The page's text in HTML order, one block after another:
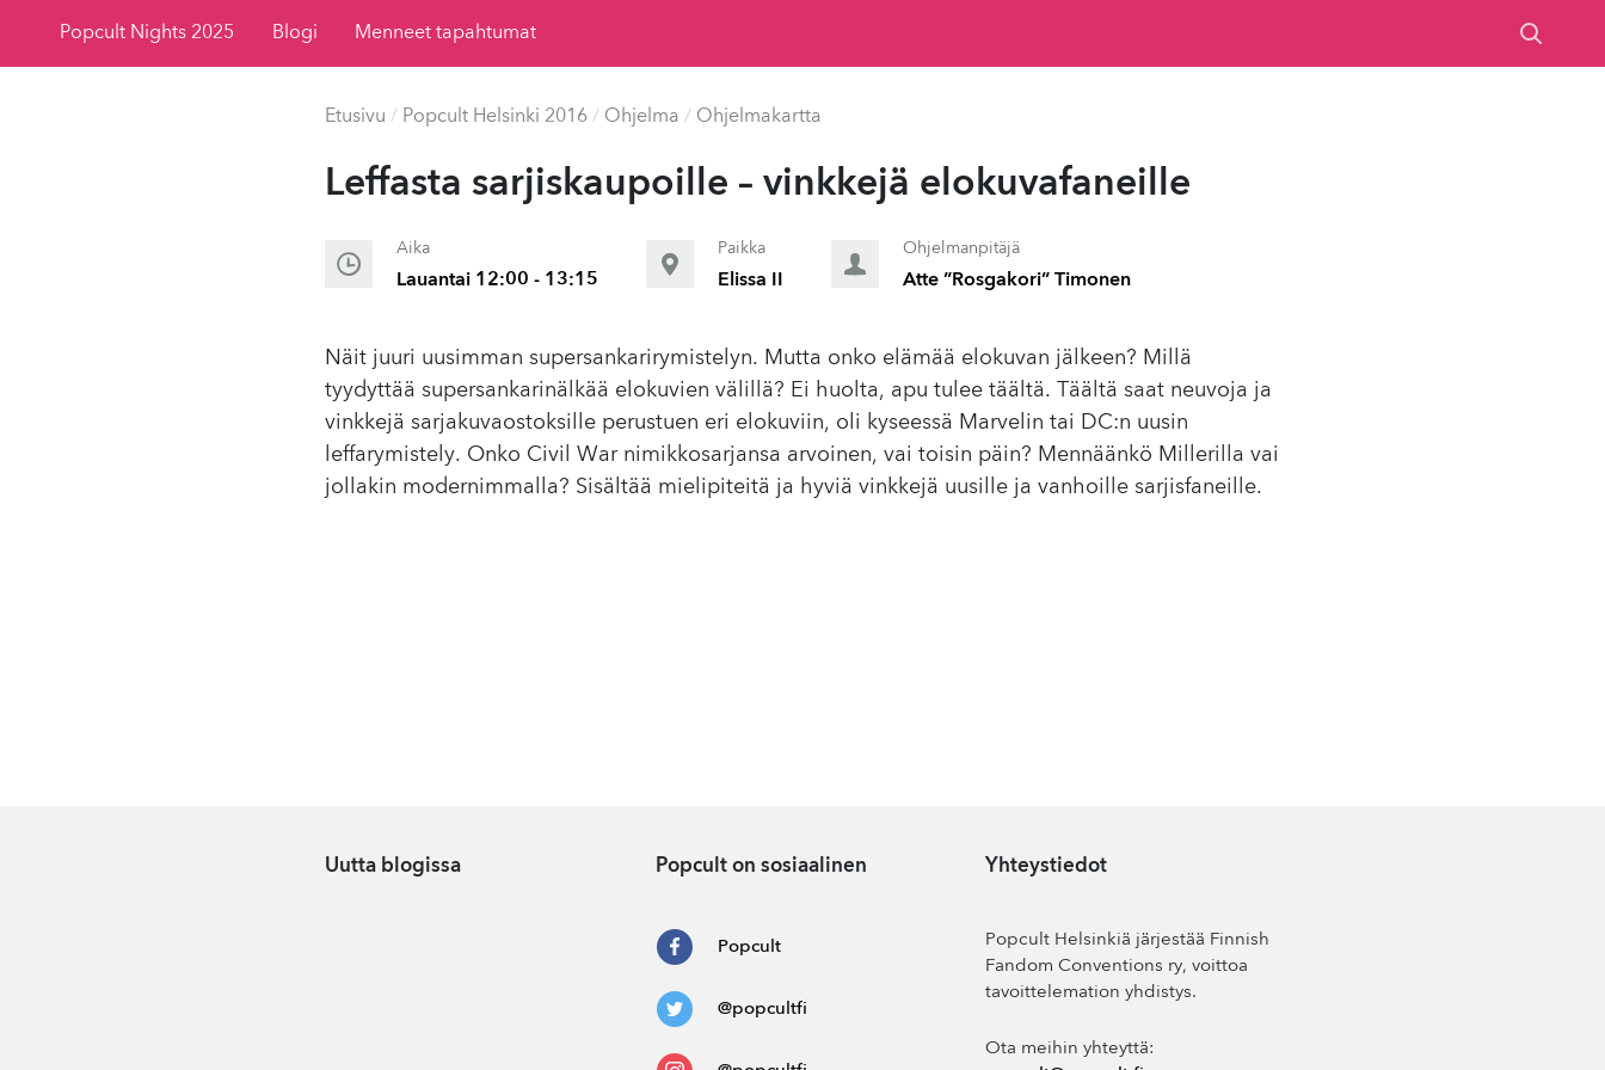
Popcult Nights 2025 Blogi Menneet tapahtumat
Etusivu / Popcult Helsinki 2016 / Ohjelma / Ohjelmakartta
Leffasta sar­jiskaupoille – vinkkejä eloku­vafaneille
Aika
Lauantai 12:00 - 13:15
Paikka
Elissa II
Ohjelmanpitäjä
Atte ”Rosgakori” Timonen
Näit juuri uusimman supersankarirymistelyn. Mutta onko elämää elokuvan jälkeen? Millä
tyydyttää supersankarinälkää elokuvien välillä? Ei huolta, apu tulee täältä. Täältä saat neuvoja ja
vinkkejä sarjakuvaostoksille perustuen eri elokuviin, oli kyseessä Marvelin tai DC:n uusin
leffarymistely. Onko Civil War nimikkosarjansa arvoinen, vai toisin päin? Mennäänkö Millerilla vai
jollakin modernimmalla? Sisältää mielipiteitä ja hyviä vinkkejä uusille ja vanhoille sarjisfaneille.
Uutta blogissa Popcult on sosiaalinen
Popcult
@popcultfi
Yhteystiedot
Popcult Helsinkiä järjestää Finnish
Fandom Conventions ry, voittoa
tavoittelemation yhdistys.
Ota meihin yhteyttä: